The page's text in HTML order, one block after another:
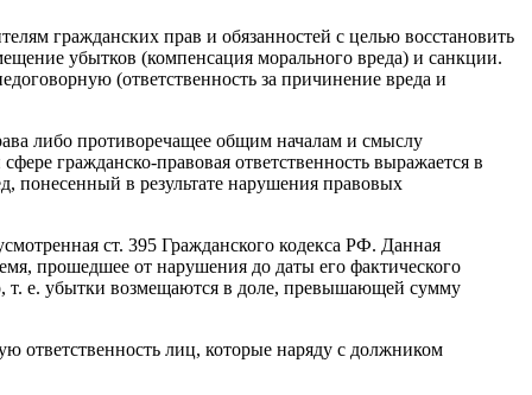
гражданских прав и обязанностей с целью восстановить
убытков (компенсация морального вреда) и санкции.
(ответственность за причинение вреда и
либо противоречащее общим началам и смыслу
гражданско-правовая ответственность выражается в
понесенный в результате нарушения правовых
ст. 395 Гражданского кодекса РФ. Данная
прошедшее от нарушения до даты его фактического
т. е. убытки возмещаются в доле, превышающей сумму
ответственность лиц, которые наряду с должником